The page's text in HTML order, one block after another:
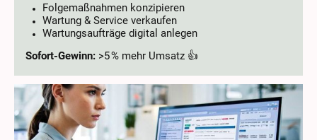
Folgemaßnahmen konzipieren
Wartung & Service verkaufen
Wartungsaufträge digital anlegen
Sofort-Gewinn: >5 % mehr Umsatz 👍